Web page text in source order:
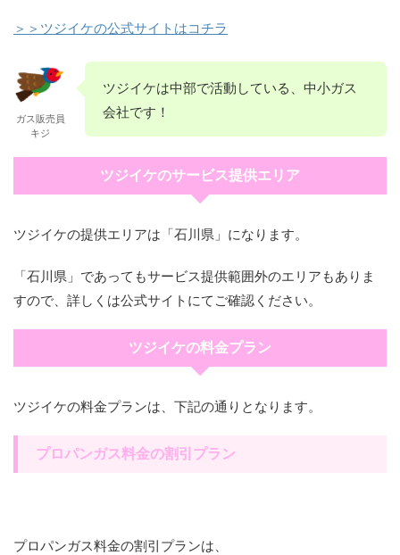
＞＞ツジイケの公式サイトはコチラ
ガス販売員
キジ
ツジイケは中部で活動している、中小ガス
会社です！
ツジイケのサービス提供エリア
ツジイケの提供エリアは「石川県」になります。
「石川県」であってもサービス提供範囲外のエリアもありま
すので、詳しくは公式サイトにてご確認ください。
ツジイケの料金プラン
ツジイケの料金プランは、下記の通りとなります。
プロパンガス料金の割引プラン
プロパンガス料金の割引プランは、